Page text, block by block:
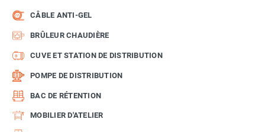
CÂBLE ANTI-GEL
BRÛLEUR CHAUDIÈRE
CUVE ET STATION DE DISTRIBUTION
POMPE DE DISTRIBUTION
BAC DE RÉTENTION
MOBILIER D'ATELIER